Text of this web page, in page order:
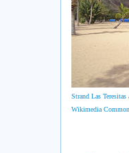
Strand Las Teresitas
Wikimedia